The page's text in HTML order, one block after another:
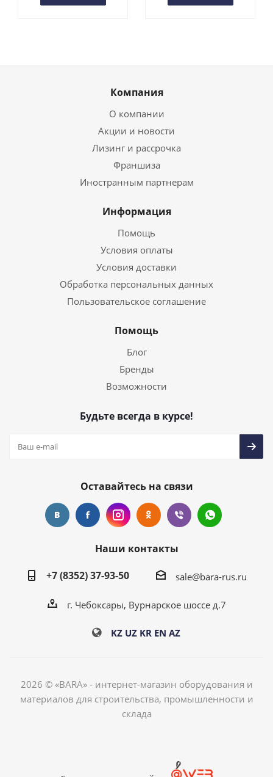
Компания
О компании
Акции и новости
Лизинг и рассрочка
Франшиза
Иностранным партнерам
Информация
Помощь
Условия оплаты
Условия доставки
Обработка персональных данных
Пользовательское соглашение
Помощь
Блог
Бренды
Возможности
Будьте всегда в курсе!
Оставайтесь на связи
Наши контакты
+7 (8352) 37-93-50
sale@bara-rus.ru
г. Чебоксары, Вурнарское шоссе д.7
KZ UZ KR EN AZ
2026 © «BARA» - интернет-магазин оборудования и
материалов для строительства, промышленности и
склада